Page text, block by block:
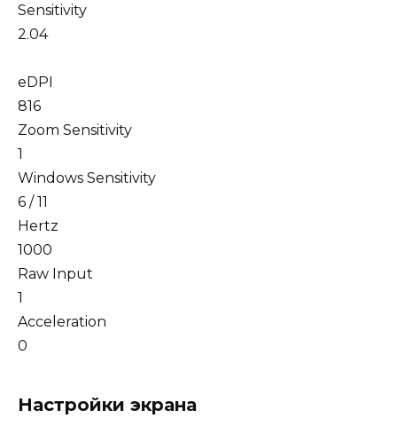
Sensitivity
2.04
eDPI
816
Zoom Sensitivity
1
Windows Sensitivity
6 / 11
Hertz
1000
Raw Input
1
Acceleration
0
Настройки экрана